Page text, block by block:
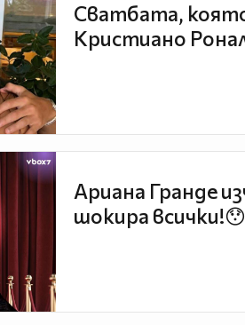
Сватбата,
Кристиано
Ариана Гранде
шокира